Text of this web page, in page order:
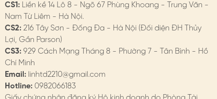
- Theo dịp: Khăn choàng đi biển, khăn lụa họa tiết đi sự
kiện, đi chơi...
- Theo phụ kiện: Cài khăn HimHip tuy nhỏ mà có võ, dễ
dàng tạo kiểu khăn, tạo điểm nhấn riêng.
3. BẢO QUẢN KHĂN LỤA
- Giặt là:
CS1: Liền kề 14 Lô 8 - Ngõ 67 Phùng Khoang - Trung Văn -
Nam Từ Liêm - Hà Nội.
CS2: 216 Tây Sơn - Đống Đa - Hà Nội (Đối diện ĐH Thủy
Lợi, Gần Parson)
CS3: 929 Cách Mạng Tháng 8 - Phường 7 - Tân Bình - Hồ
Chí Minh
Email: linhtd2210@gmail.com
Hotline: 0982066183